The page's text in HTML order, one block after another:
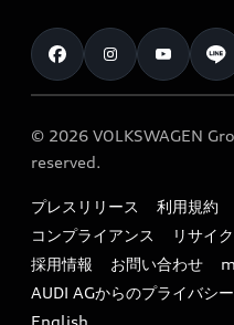
カタログ一覧
車検 / 定期点検
e-tronアフターサポート
myAudi
クオリティ
保証
メンテナンス
ファイナンス
キャンペーン / イベント
買取査定
お知らせ
オーナー様向けキャンペーン
特定整備適用車一覧
リサイクル法
よくある質問（FAQ）
© 2026 VOLKSWAGEN
reserved.
プレスリリース 利用規約
コンプライアンス
リサイ
採用情報
お問い合わせ
AUDI AGからのプライバシ
English